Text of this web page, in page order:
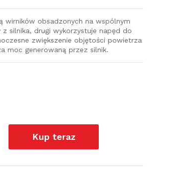
wirników obsadzonych na wspólnym
silnika, drugi wykorzystuje napęd do
zwiększenie objętości powietrza
moc generowaną przez silnik.
Kup teraz